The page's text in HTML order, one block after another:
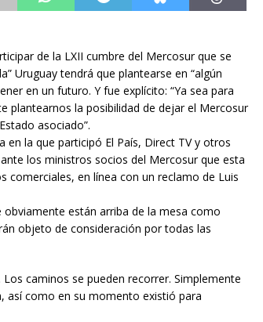
de la LXII cumbre del Mercosur que se
Uruguay tendrá que plantearse en “algún
en un futuro. Y fue explícito: “Ya sea para
plantearnos la posibilidad de dejar el Mercosur
asociado”.
en la que participó El País, Direct TV y otros
los ministros socios del Mercosur que esta
comerciales, en línea con un reclamo de Luis
están arriba de la mesa como
objeto de consideración por todas las
caminos se pueden recorrer. Simplemente
así como en su momento existió para